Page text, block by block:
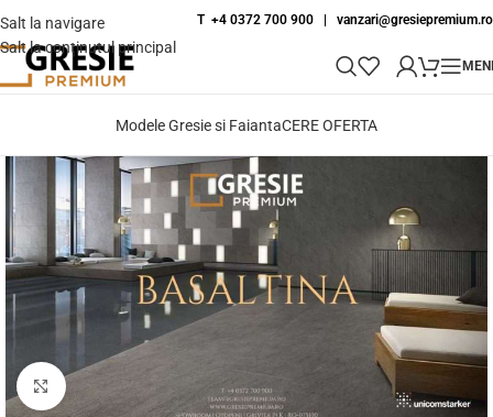
Salt la navigare
Salt la conținutul principal
T +4 0372 700 900 | vanzari@gresiepremium.ro
Modele Gresie si FaiantaCERE OFERTA
Fă clic pentru a mări